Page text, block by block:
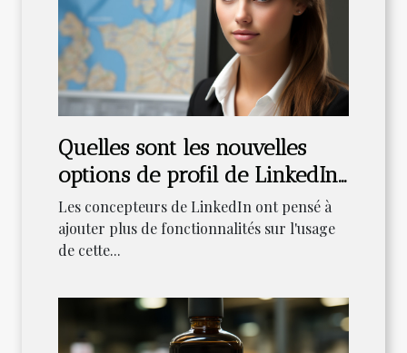
Quelles sont les nouvelles
options de profil de LinkedIn
?
Les concepteurs de LinkedIn ont pensé à
ajouter plus de fonctionnalités sur l'usage
de cette...